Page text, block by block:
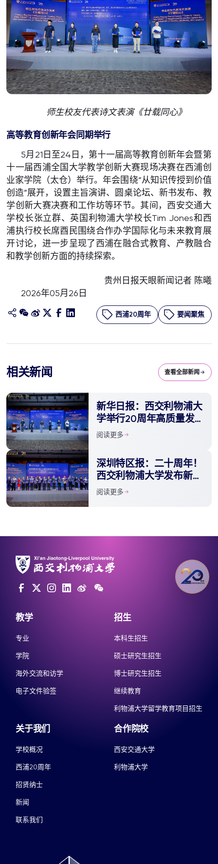
师生校友代表诗文表演《廿载同心》
高等教育创新年会同期举行
5月21日至24日，第十一届高等教育创新年会暨第
十一届西浦全国大学教学创新大赛现场决赛在西浦创
业家学院（太仓）举行。年会围绕“从知识传授到价值
创造”展开，设置主旨演讲、圆桌论坛、新书发布、教
学创新大赛决赛和工作坊等环节。其间，西安交通大
学校长张立群、英国利物浦大学校长Tim Jones和西
浦执行校长席酉民围绕合作办学国际化与未来教育展
开讨论，进一步呈现了西浦在融合式教育、产教融合
和教学创新方面的持续探索。
贵州日报天眼新闻记者 陈曦
2026年05月26日
西浦20周年 要闻聚焦
相关新闻 查看全部新闻
新华日报：西交利物浦大
学举行20周年高质量发
展大会 发布新十年发展
阅读更多
深圳特区报：二十周年！
西交利物浦大学发布新十
年发展战略
阅读更多
教学
专业
学院
海外交流和访学
电子文件验签
招生
本科生招生
硕士研究生招生
博士研究生招生
继续教育
利物浦大学留学教育项目招生
关于我们
学校概况
西浦20周年
招贤纳士
新闻
联系我们
合作院校
西安交通大学
利物浦大学